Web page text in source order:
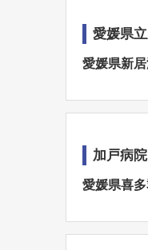
愛媛県
愛媛県新
加戸病院
愛媛県喜